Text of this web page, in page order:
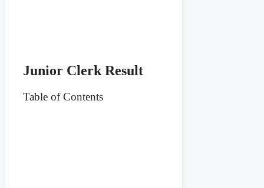
Junior Clerk Result
Table of Contents